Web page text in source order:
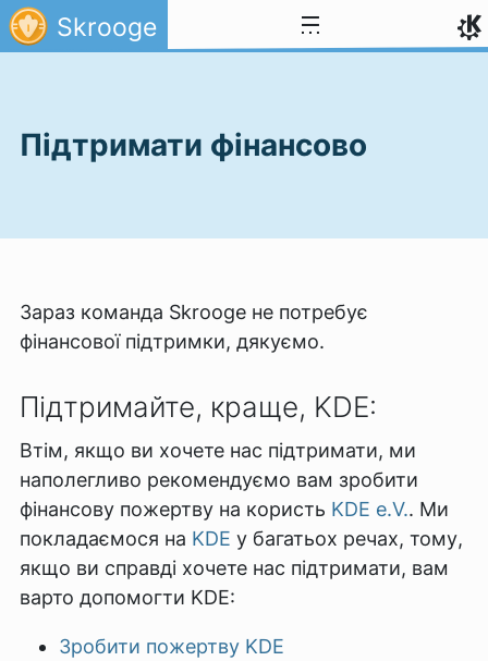
Перейти до вмісту
Skrooge
Підтримати фінансово
Зараз команда Skrooge не потребує
фінансової підтримки, дякуємо.
Підтримайте, краще, KDE:
Втім, якщо ви хочете нас підтримати, ми
наполегливо рекомендуємо вам зробити
фінансову пожертву на користь KDE e.V.. Ми
покладаємося на KDE у багатьох речах, тому,
якщо ви справді хочете нас підтримати, вам
варто допомогти KDE:
Зробити пожертву KDE